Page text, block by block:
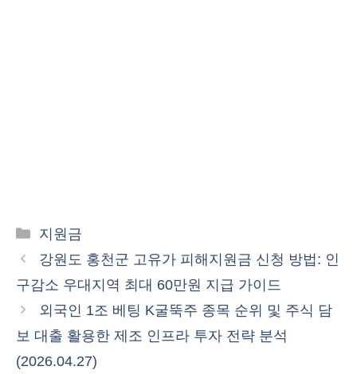
카
테
리
지원금
강원도 홍천군 고유가 피해지원금 신청 방법: 인
구감소 우대지역 최대 60만원 지급 가이드
외국인 1조 베팅 K굴뚝주 종목 순위 및 주식 담
보 대출 활용한 제조 인프라 투자 전략 분석
(2026.04.27)